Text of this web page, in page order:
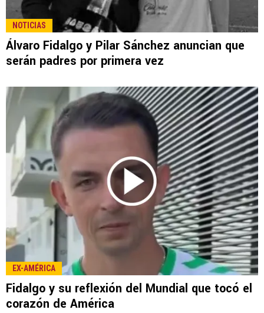
NOTICIAS
Álvaro Fidalgo y Pilar Sánchez anuncian que
serán padres por primera vez
EX-AMÉRICA
Fidalgo y su reflexión del Mundial que tocó el
corazón de América